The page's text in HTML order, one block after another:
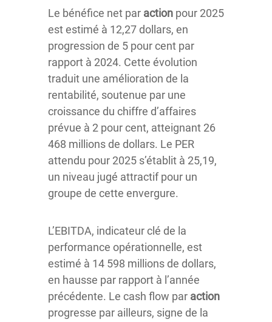
Le bénéfice net par action pour 2025
est estimé à 12,27 dollars, en
progression de 5 pour cent par
rapport à 2024. Cette évolution
traduit une amélioration de la
rentabilité, soutenue par une
croissance du chiffre d’affaires
prévue à 2 pour cent, atteignant 26
468 millions de dollars. Le PER
attendu pour 2025 s’établit à 25,19,
un niveau jugé attractif pour un
groupe de cette envergure.
L’EBITDA, indicateur clé de la
performance opérationnelle, est
estimé à 14 598 millions de dollars,
en hausse par rapport à l’année
précédente. Le cash flow par action
progresse par ailleurs, signe de la